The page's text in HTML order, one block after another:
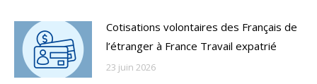
Cotisations volontaires des Français de
l’étranger à France Travail expatrié
23 juin 2026